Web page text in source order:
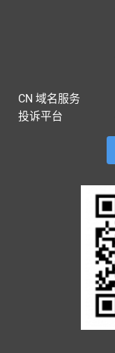
CN 域名服务
投诉平台